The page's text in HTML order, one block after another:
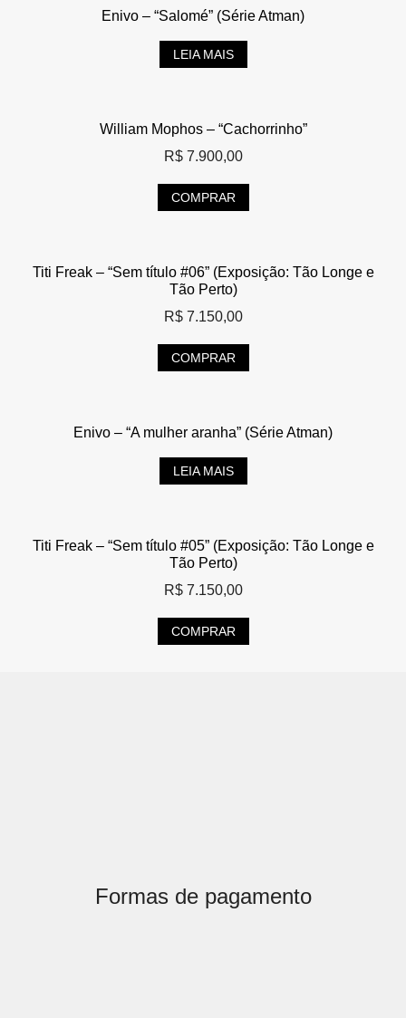
Enivo – “Salomé” (Série Atman)
LEIA MAIS
William Mophos – “Cachorrinho”
R$7.900,00
COMPRAR
Titi Freak – “Sem título #06” (Exposição: Tão Longe e
Tão Perto)
R$7.150,00
COMPRAR
Enivo – “A mulher aranha” (Série Atman)
LEIA MAIS
Titi Freak – “Sem título #05” (Exposição: Tão Longe e
Tão Perto)
R$7.150,00
COMPRAR
Formas de pagamento